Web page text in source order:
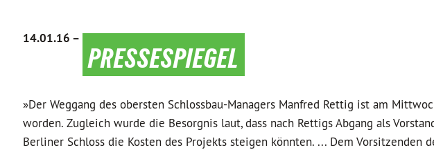
14.01.16 – pressespiegel
»Der Weggang des obersten Schlossbau-Managers Manfred Rettig ist am
worden. Zugleich wurde die Besorgnis laut, dass nach Rettigs Abgang als
Berliner Schloss die Kosten des Projekts steigen könnten. ... Dem Vorsitzenden